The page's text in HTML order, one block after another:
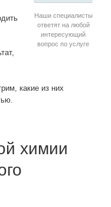
Наши специалисты
ответят на любой
интересующий
вопрос по услуге
какие из них
химии